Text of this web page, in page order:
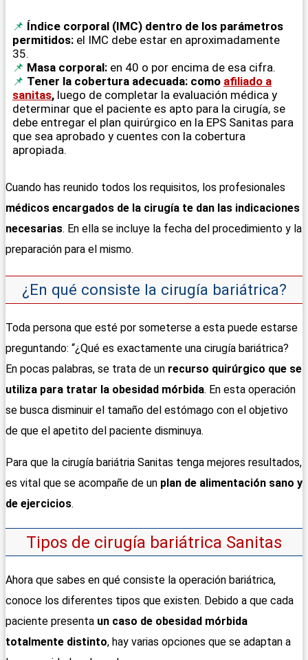
Índice corporal (IMC) dentro de los parámetros
permitidos: el IMC debe estar en aproximadamente
35.
Masa corporal: en 40 o por encima de esa cifra.
Tener la cobertura adecuada: como afiliado a
sanitas, luego de completar la evaluación médica y
determinar que el paciente es apto para la cirugía, se
debe entregar el plan quirúrgico en la EPS Sanitas para
que sea aprobado y cuentes con la cobertura
apropiada.
Cuando has reunido todos los requisitos, los profesionales
médicos encargados de la cirugía te dan las indicaciones
necesarias. En ella se incluye la fecha del procedimiento y la
preparación para el mismo.
¿En qué consiste la cirugía bariátrica?
Toda persona que esté por someterse a esta puede estarse
preguntando: “¿Qué es exactamente una cirugía bariátrica?
En pocas palabras, se trata de un recurso quirúrgico que se
utiliza para tratar la obesidad mórbida. En esta operación
se busca disminuir el tamaño del estómago con el objetivo
de que el apetito del paciente disminuya.
Para que la cirugía bariátria Sanitas tenga mejores resultados,
es vital que se acompañe de un plan de alimentación sano y
de ejercicios.
Tipos de cirugía bariátrica Sanitas
Ahora que sabes en qué consiste la operación bariátrica,
conoce los diferentes tipos que existen. Debido a que cada
paciente presenta un caso de obesidad mórbida
totalmente distinto, hay varias opciones que se adaptan a